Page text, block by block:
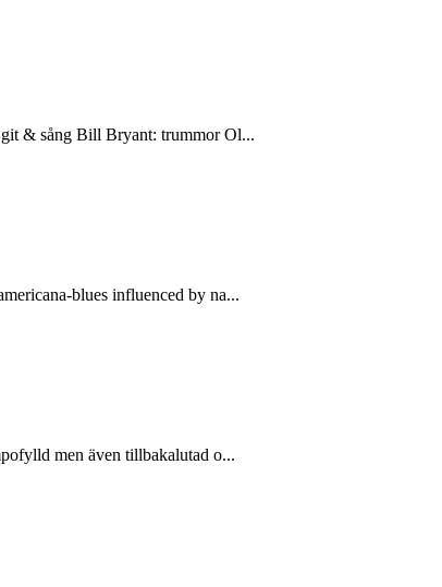
git & sång Bill Bryant: trummor Ol...
blues influenced by na...
men även tillbakalutad o...